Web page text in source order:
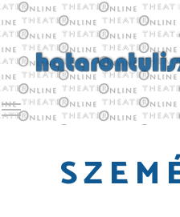
Toggle main menu visibility